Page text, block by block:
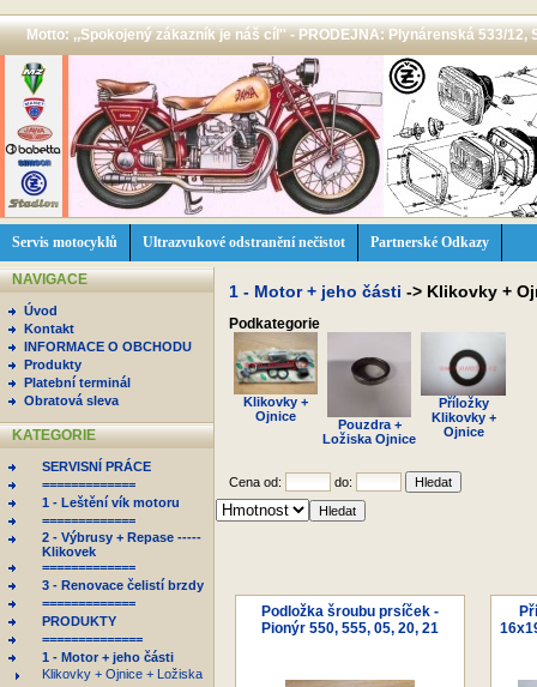
Motto: ,,Spokojený zákazník je náš cíl'' - PRODEJNA: Plynárenská 533/12,
Servis motocyklů Ultrazvukové odstranění nečistot Partnerské Odkazy
NAVIGACE
Úvod
Kontakt
INFORMACE O OBCHODU
Produkty
Platební terminál
Obratová sleva
KATEGORIE
SERVISNÍ PRÁCE
=============
1 - Leštění vík motoru
=============
2 - Výbrusy + Repase -----
Klikovek
=============
3 - Renovace čelistí brzdy
=============
PRODUKTY
==============
1 - Motor + jeho části
Klikovky + Ojnice + Ložiska
1 - Motor + jeho části -> Klikovky +
Podkategorie
Klikovky +
Ojnice
Pouzdra +
Ložiska Ojnice
Příložky
Klikovky +
Ojnice
Cena od: do:
Podložka šroubu prsíček -
Pionýr 550, 555, 05, 20, 21